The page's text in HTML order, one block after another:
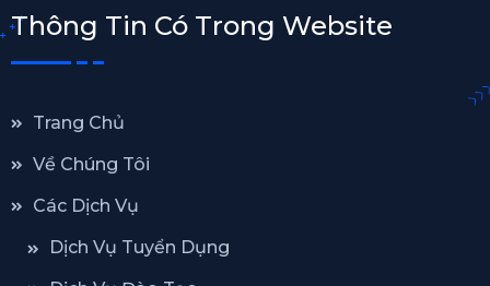
Thông Tin Có Trong Website
Trang Chủ
Về Chúng Tôi
Các Dịch Vụ
Dịch Vụ Tuyển Dụng